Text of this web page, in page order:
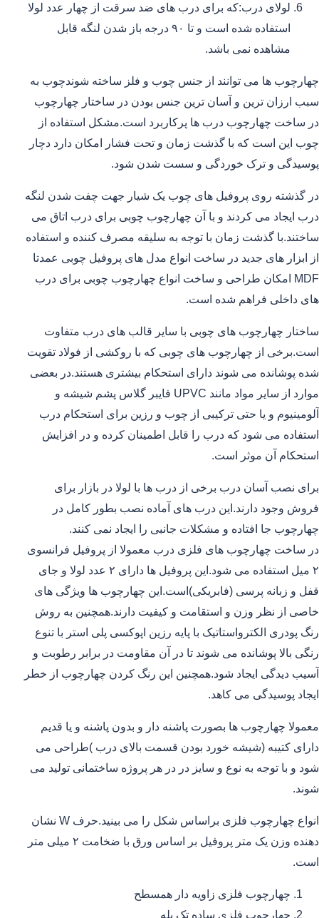
لولای درب:که برای درب های ضد سرقت از چهار عدد لولا
استفاده شده است و تا ۹۰ درجه باز شدن لنگه قابل
مشاهده نمی باشد.
چهارچوب ها می توانند از جنس چوب و فلز ساخته شوندچوب به
سبب ارزان ترین و آسان ترین جنس بودن در ساختار چهارچوب
در ساخت چهارچوب درب ها پرکاربرد است.مشکل استفاده از
چوب این است که با گذشت زمان و تحت فشار امکان دارد دچار
پوسیدگی و ترک خوردگی و سست شدن شود.
در گذشته روی پروفیل های چوب یک شیار جهت چفت شدن لنگه
درب ایجاد می کردند و با آن چهارچوب چوبی برای درب اتاق می
ساختند.با گذشت زمان با توجه به سلیقه مصرف کننده و استفاده
از ابزار های جدید در ساخت انواع مدل های پروفیل چوبی عمدتا
MDF امکان طراحی و ساخت انواع چهارچوب چوبی برای درب
های داخلی فراهم شده است.
ساختار چهارچوب های چوبی با سایر قالب های درب متفاوت
است.برخی از چهارچوب های چوبی که با روکشی از فولاد تقویت
شده پوشانده می شوند دارای استحکام بیشتری هستند.در بعضی
موارد از سایر مواد مانند UPVC فایبر گلاس پشم شیشه و
آلومینیوم و یا حتی ترکیبی از چوب و رزین برای استحکام درب
استفاده می شود که درب را قابل اطمینان کرده و در افزایش
استحکام آن موثر است.
برای نصب آسان درب برخی از درب ها با لولا در بازار برای
فروش وجود دارند.این درب های آماده نصب بطور کامل در
چهارچوب جا افتاده و مشکلات جانبی را ایجاد نمی کنند.
در ساخت چهارچوب های فلزی درب معمولا از پروفیل فرانسوی
۲ میل استفاده می شود.این پروفیل ها دارای ۲ عدد لولا و جای
قفل و زبانه پرسی (فابریکی)است.این چهارچوب ها ویژگی های
خاصی از نظر وزن و استقامت و کیفیت دارند.همچنین به روش
رنگ پودری الکترواستاتیک با پایه رزین اپوکسی پلی استر با تنوع
رنگی بالا پوشانده می شوند تا در آن مقاومت در برابر رطوبت و
آسیب دیدگی ایجاد شود.همچنین این رنگ کردن چهارچوب از خطر
ایجاد پوسیدگی می کاهد.
معمولا چهارچوب ها بصورت پاشنه دار و بدون پاشنه و یا قدیم
دارای کتیبه (شیشه خورد بودن قسمت بالای درب )طراحی می
شود و با توجه به نوع و سایز در در هر پروژه ساختمانی تولید می
شوند.
انواع چهارچوب فلزی براساس شکل را می بینید.حرف W نشان
دهنده وزن یک متر پروفیل بر اساس ورق با ضخامت ۲ میلی متر
است.
چهارچوب فلزی زاویه دار همسطح
چهارچوب فلزی ساده تک پله